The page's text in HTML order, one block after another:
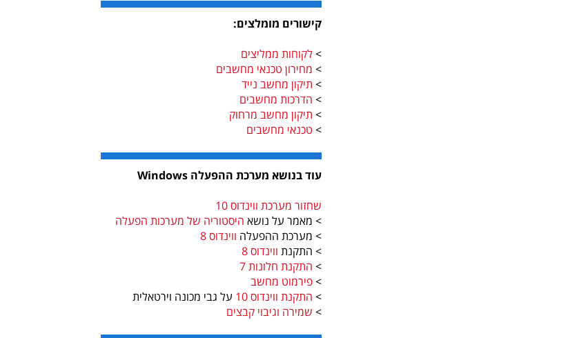
קישורים מומלצים:
>לקוחות ממליצים
> מחירון טכנאי מחשבים
> תיקון מחשב נייד
> הדרכות מחשבים
> תיקון מחשב מרחוק
> טכנאי מחשבים
עוד בנושא מערכת ההפעלה Windows
שחזור מערכת ווינדוס 10
> מאמר על נושא היסטוריה של מערכות הפעלה
> מערכת ההפעלה ווינדוס 8
> התקנת ווינדוס 8
> התקנת חלונות 7
>פירמוט מחשב
> התקנת ווינדוס 10
על גבי מכונה וירטאלית
> שמירה וגיבוי קבצים